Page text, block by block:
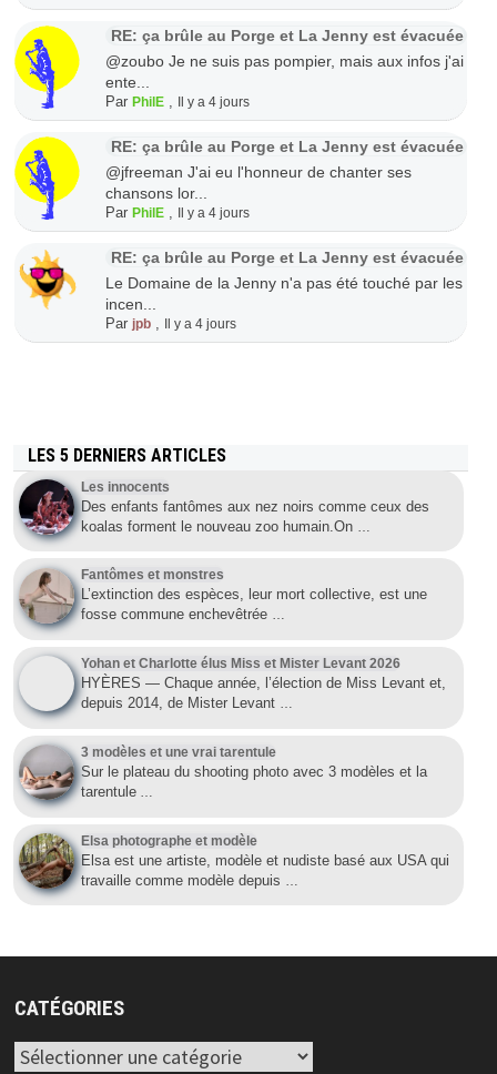
RE: ça brûle au Porge et La Jenny est évacuée
@zoubo Je ne suis pas pompier, mais aux infos j'ai
ente...
Par PhilE, Il y a 4 jours
RE: ça brûle au Porge et La Jenny est évacuée
@jfreeman J'ai eu l'honneur de chanter ses
chansons lor...
Par PhilE, Il y a 4 jours
RE: ça brûle au Porge et La Jenny est évacuée
Le Domaine de la Jenny n'a pas été touché par les
incen...
Par jpb, Il y a 4 jours
LES 5 DERNIERS ARTICLES
Les innocents
Des enfants fantômes aux nez noirs comme ceux des
koalas forment le nouveau zoo humain.On
Fantômes et monstres
L’extinction des espèces, leur mort collective, est une
fosse commune enchevêtrée …
Yohan et Charlotte élus Miss et Mister Levant 2026
HYÈRES — Chaque année, l’élection de Miss Levant et,
depuis 2014, de Mister Levant …
3 modèles et une vrai tarentule
Sur le plateau du shooting photo avec 3 modèles et la
tarentule …
Elsa photographe et modèle
Elsa est une artiste, modèle et nudiste basé aux USA qui
travaille comme modèle depuis
CATÉGORIES
Catégories